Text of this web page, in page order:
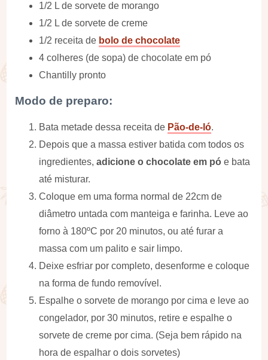
1/2 L de sorvete de morango
1/2 L de sorvete de creme
1/2 receita de bolo de chocolate
4 colheres (de sopa) de chocolate em pó
Chantilly pronto
Modo de preparo:
Bata metade dessa receita de Pão-de-ló.
Depois que a massa estiver batida com todos os
ingredientes,adicione o chocolate em pó e bata
até misturar.
Coloque em uma forma normal de 22cm de
diâmetro untada com manteiga e farinha. Leve ao
forno à 180ºC por 20 minutos, ou até furar a
massa com um palito e sair limpo.
Deixe esfriar por completo, desenforme e coloque
na forma de fundo removível.
Espalhe o sorvete de morango por cima e leve ao
congelador, por 30 minutos, retire e espalhe o
sorvete de creme por cima. (Seja bem rápido na
hora de espalhar o dois sorvetes)